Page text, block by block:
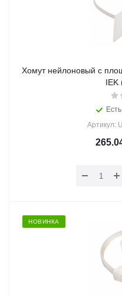
Хомут нейлоновый с
IEK
Артикул:
НОВИНКА